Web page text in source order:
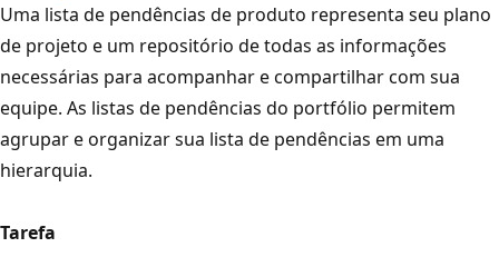
Uma lista de pendências de produto representa seu plano
de projeto e um repositório de todas as informações
necessárias para acompanhar e compartilhar com sua
equipe. As listas de pendências do portfólio permitem
agrupar e organizar sua lista de pendências em uma
hierarquia.
Tarefa